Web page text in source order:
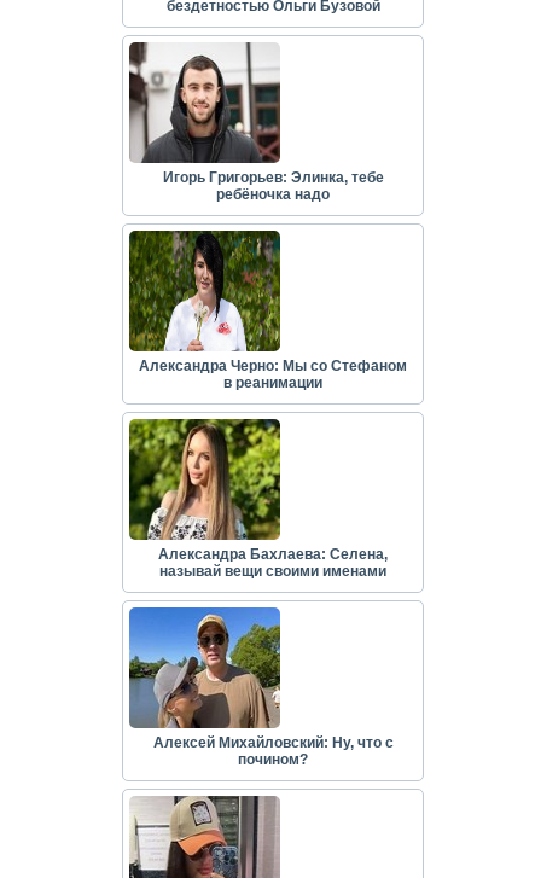
бездетностью Ольги Бузовой
Игорь Григорьев: Элинка, тебе
ребёночка надо
Александра Черно: Мы со Стефаном
в реанимации
Александра Бахлаева: Селена,
называй вещи своими именами
Алексей Михайловский: Ну, что с
почином?